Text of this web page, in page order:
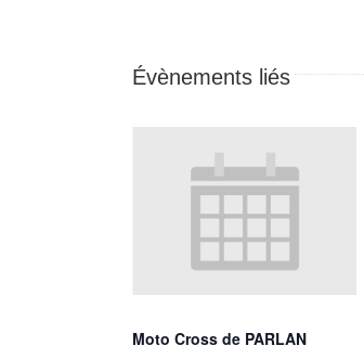
Évènements liés
Moto Cross de PARLAN